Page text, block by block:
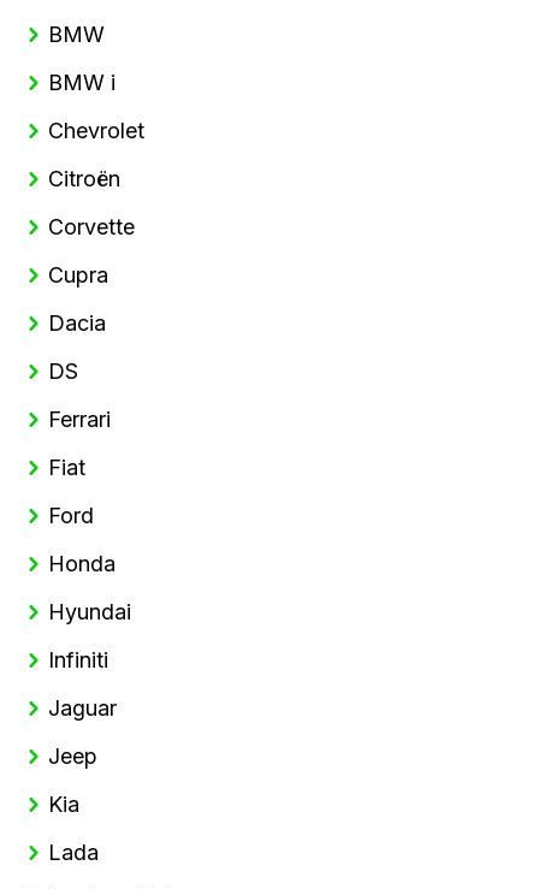
BMW
BMW i
Chevrolet
Citroën
Corvette
Cupra
Dacia
DS
Ferrari
Fiat
Ford
Honda
Hyundai
Infiniti
Jaguar
Jeep
Kia
Lada